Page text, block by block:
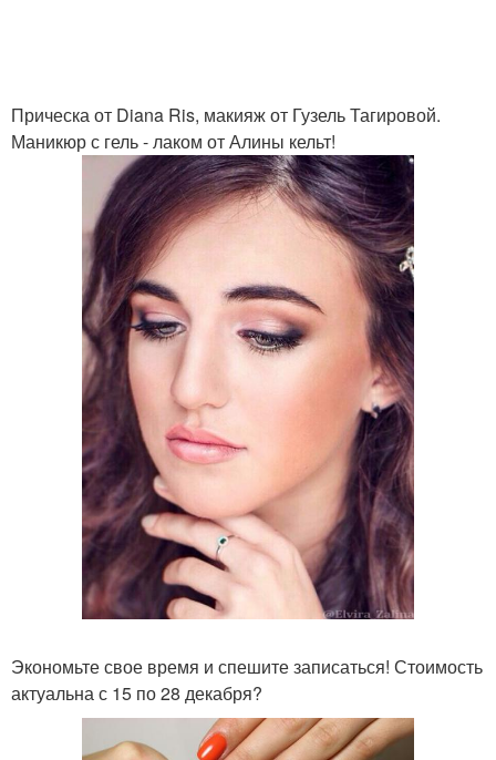
Прическа от Diana Ris, макияж от Гузель Тагировой.
Маникюр с гель - лаком от Алины кельт!
Экономьте свое время и спешите записаться! Стоимость
актуальна с 15 по 28 декабря?